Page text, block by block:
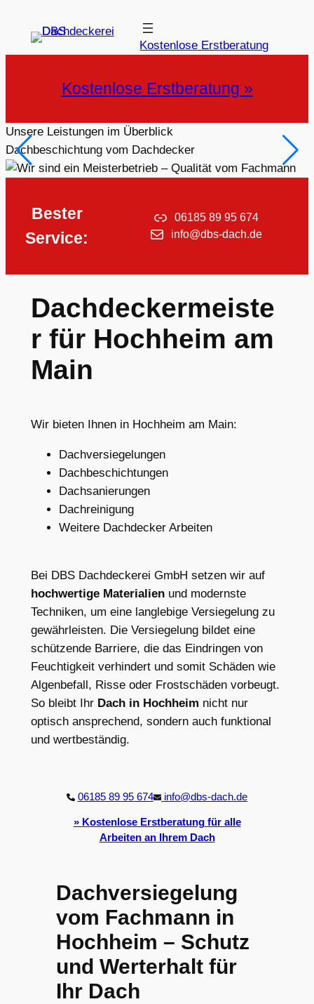
Inhalt
Kostenlose Erstberatung
Kostenlose Erstberatung »
Unsere Leistungen im Überblick
Dachbeschichtung vom Dachdecker
Bester
Service:
06185 89 95 674
info@dbs-dach.de
Dachdeckermeiste
r für Hochheim am
Main
Wir bieten Ihnen in Hochheim am Main:
Dachversiegelungen
Dachbeschichtungen
Dachsanierungen
Dachreinigung
Weitere Dachdecker Arbeiten
Bei DBS Dachdeckerei GmbH setzen wir auf
hochwertige Materialienund modernste
Techniken, um eine langlebige Versiegelung zu
gewährleisten. Die Versiegelung bildet eine
schützende Barriere, die das Eindringen von
Feuchtigkeit verhindert und somit Schäden wie
Algenbefall, Risse oder Frostschäden vorbeugt.
So bleibt Ihr Dach in Hochheim nicht nur
optisch ansprechend, sondern auch funktional
und wertbeständig.
06185 89 95 674 info@dbs-dach.de
» Kostenlose Erstberatungfür alle
Arbeiten an Ihrem Dach
Dachversiegelung
vom Fachmann in
Hochheim – Schutz
und Werterhalt für
Ihr Dach